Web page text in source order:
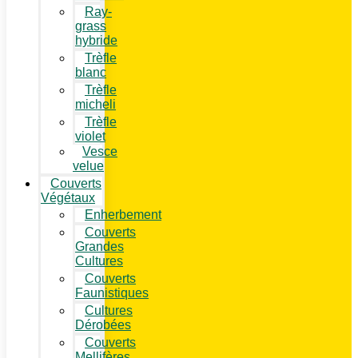
Ray-
grass
hybride
Trèfle
blanc
Trèfle
micheli
Trèfle
violet
Vesce
velue
Couverts
Végétaux
Enherbement
Couverts
Grandes
Cultures
Couverts
Faunistiques
Cultures
Dérobées
Couverts